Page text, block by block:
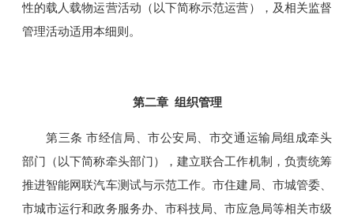
性的载人载物运营活动（以下简称示范运营），及相关监督
管理活动适用本细则。
第二章 组织管理
第三条 市经信局、市公安局、市交通运输局组成牵头
部门（以下简称牵头部门），建立联合工作机制，负责统筹
推进智能网联汽车测试与示范工作。市住建局、市城管委、
市城市运行和政务服务办、市科技局、市应急局等相关市级